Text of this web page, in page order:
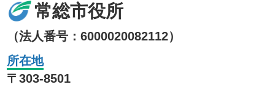
常総市役所
（法人番号：6000020082112）
所在地
〒303-8501